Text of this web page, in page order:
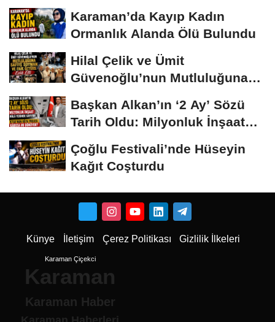
Karaman’da Kayıp Kadın
Ormanlık Alanda Ölü Bulundu
Hilal Çelik ve Ümit
Güvenoğlu’nun Mutluluğuna
Başkan Alkan’ın ‘2 Ay’ Sözü
Tarih Oldu: Milyonluk İnşaat
Çoğlu Festivali’nde Hüseyin
Kağıt Coşturdu
Künye İletişim Çerez Politikası Gizlilik İlkeleri
Karaman Çiçekci
Karaman
Karaman Haber